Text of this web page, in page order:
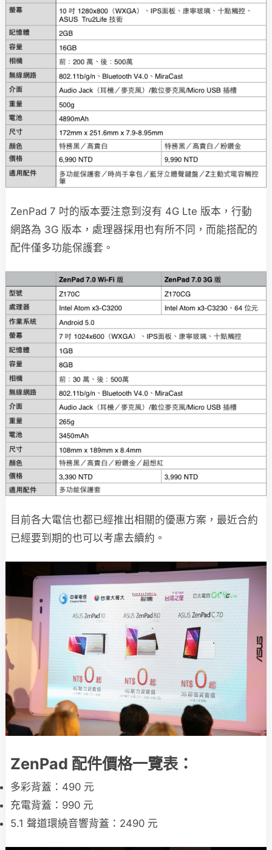
ZenPad 7 吋的版本要注意到沒有 4G Lte 版本，行動
網路為 3G 版本，處理器採用也有所不同，而能搭配的
配件僅多功能保護套。
目前各大電信也都已經推出相關的優惠方案，最近合約
已經要到期的也可以考慮去續約。
ZenPad 配件價格一覽表：
多彩背蓋：490 元
充電背蓋：990 元
5.1 聲道環繞音響背蓋：2490 元